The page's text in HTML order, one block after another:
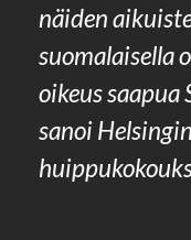
näiden
suomalaisella
oikeus saapua
sanoi